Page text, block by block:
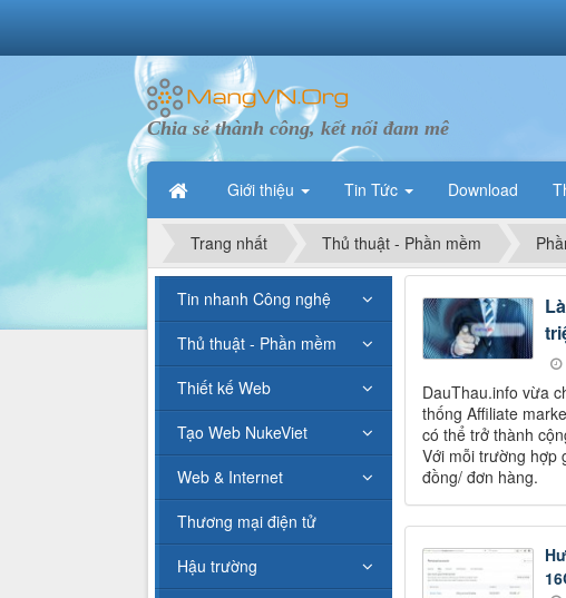
Chia sẻ thành công, kết nối đam mê
Giới thiệu Tin Tức Download
Trang nhất Thủ thuật - Phần mềm
DauThau.info vừa
thống Affiliate
có thể trở thành
Với mỗi trường hợp
đồng/ đơn hàng.
Tin nhanh Công nghệ
Thủ thuật - Phần mềm
Thiết kế Web
Tạo Web NukeViet
Web & Internet
Thương mại điện tử
Hậu trường